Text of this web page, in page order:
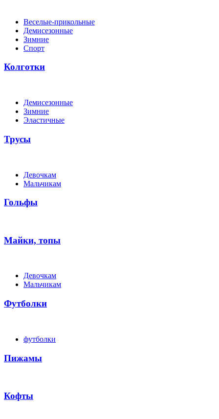
Веселые-прикольные
Демисезонные
Зимние
Спорт
Колготки
Демисезонные
Зимние
Эластичные
Трусы
Девочкам
Мальчикам
Гольфы
Майки, топы
Девочкам
Мальчикам
Футболки
футболки
Пижамы
Кофты